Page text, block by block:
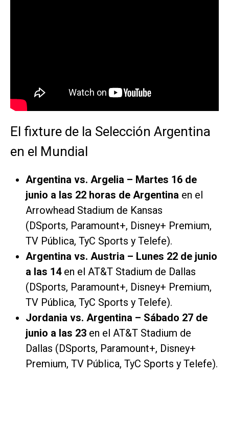
El fixture de la Selección Argentina
en el Mundial
Argentina vs. Argelia – Martes 16 de
junio a las 22 horas de Argentina en el
Arrowhead Stadium de Kansas
(DSports, Paramount+, Disney+ Premium,
TV Pública, TyC Sports y Telefe).
Argentina vs. Austria – Lunes 22 de junio
a las 14en el AT&T Stadium de Dallas
(DSports, Paramount+, Disney+ Premium,
TV Pública, TyC Sports y Telefe).
Jordania vs. Argentina – Sábado 27 de
junio a las 23 en el AT&T Stadium de
Dallas (DSports, Paramount+, Disney+
Premium, TV Pública, TyC Sports y Telefe).